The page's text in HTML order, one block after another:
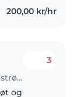
200,00 kr/hr
Babysitting job in Lillestrøm
3
og